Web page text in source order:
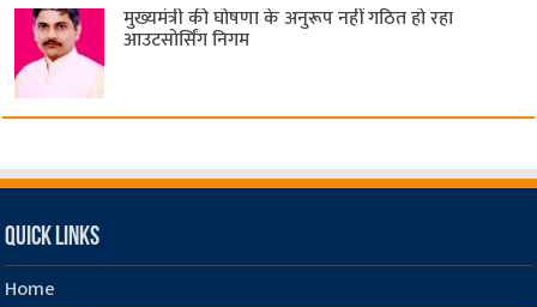
मुख्यमंत्री की घोषणा के अनुरूप नहीं गठित हो रहा
आउटसोर्सिंग निगम
Quick Links
Home